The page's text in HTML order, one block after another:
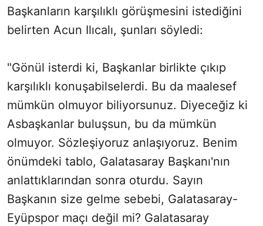
Başkanların karşılıklı görüşmesini istediğini
belirten Acun Ilıcalı, şunları söyledi:
"Gönül isterdi ki, Başkanlar birlikte çıkıp
karşılıklı konuşabilselerdi. Bu da maalesef
mümkün olmuyor biliyorsunuz. Diyeceğiz ki
Asbaşkanlar buluşsun, bu da mümkün
olmuyor. Sözleşiyoruz anlaşıyoruz. Benim
önümdeki tablo, Galatasaray Başkanı'nın
anlattıklarından sonra oturdu. Sayın
Başkanın size gelme sebebi, Galatasaray-
Eyüpspor maçı değil mi? Galatasaray